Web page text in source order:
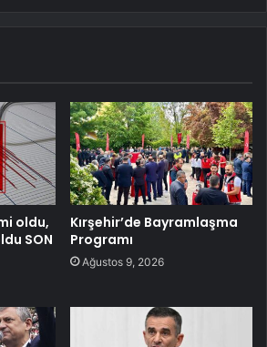
oldu,
SON
Kırşehir’de Bayramlaşma
Programı
Ağustos 9, 2026